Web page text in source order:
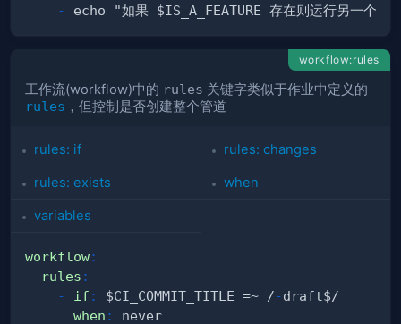
-
workflow:rules
工作流(workflow)中的 rules 关键字类似于作业中定义的
rules ，但控制是否创建整个管道
rules: if rules: changes
rules: exists when
variables
workflow:
rules :
-
if : $CI_COMMIT_TITLE =~ /-
when :